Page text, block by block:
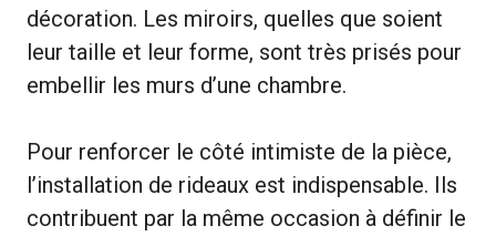
décoration. Les miroirs, quelles que soient
leur taille et leur forme, sont très prisés pour
embellir les murs d’une chambre.
Pour renforcer le côté intimiste de la pièce,
l’installation de rideaux est indispensable. Ils
contribuent par la même occasion à définir le